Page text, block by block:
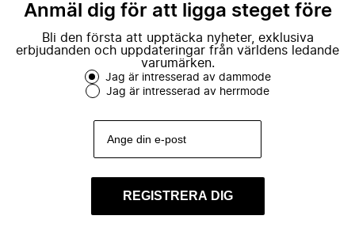
Anmäl dig för att ligga steget före
Bli den första att upptäcka nyheter, exklusiva
erbjudanden och uppdateringar från världens ledande
varumärken.
Jag är intresserad av dammode
Jag är intresserad av herrmode
REGISTRERA DIG